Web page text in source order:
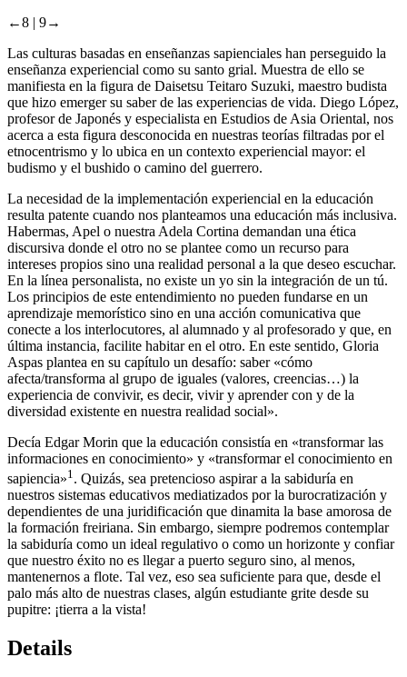
←8 | 9→
Las culturas basadas en enseñanzas sapienciales han perseguido la
enseñanza experiencial como su santo grial. Muestra de ello se
manifiesta en la figura de Daisetsu Teitaro Suzuki, maestro budista
que hizo emerger su saber de las experiencias de vida. Diego López,
profesor de Japonés y especialista en Estudios de Asia Oriental, nos
acerca a esta figura desconocida en nuestras teorías filtradas por el
etnocentrismo y lo ubica en un contexto experiencial mayor: el
budismo y el bushido o camino del guerrero.
La necesidad de la implementación experiencial en la educación
resulta patente cuando nos planteamos una educación más inclusiva.
Habermas, Apel o nuestra Adela Cortina demandan una ética
discursiva donde el otro no se plantee como un recurso para
intereses propios sino una realidad personal a la que deseo escuchar.
En la línea personalista, no existe un yo sin la integración de un tú.
Los principios de este entendimiento no pueden fundarse en un
aprendizaje memorístico sino en una acción comunicativa que
conecte a los interlocutores, al alumnado y al profesorado y que, en
última instancia, facilite habitar en el otro. En este sentido, Gloria
Aspas plantea en su capítulo un desafío: saber «cómo
afecta/transforma al grupo de iguales (valores, creencias…) la
experiencia de convivir, es decir, vivir y aprender con y de la
diversidad existente en nuestra realidad social».
Decía Edgar Morin que la educación consistía en «transformar las
informaciones en conocimiento» y «transformar el conocimiento en
sapiencia»1 . Quizás, sea pretencioso aspirar a la sabiduría en
nuestros sistemas educativos mediatizados por la burocratización y
dependientes de una juridificación que dinamita la base amorosa de
la formación freiriana. Sin embargo, siempre podremos contemplar
la sabiduría como un ideal regulativo o como un horizonte y confiar
que nuestro éxito no es llegar a puerto seguro sino, al menos,
mantenernos a flote. Tal vez, eso sea suficiente para que, desde el
palo más alto de nuestras clases, algún estudiante grite desde su
pupitre: ¡tierra a la vista!
Details